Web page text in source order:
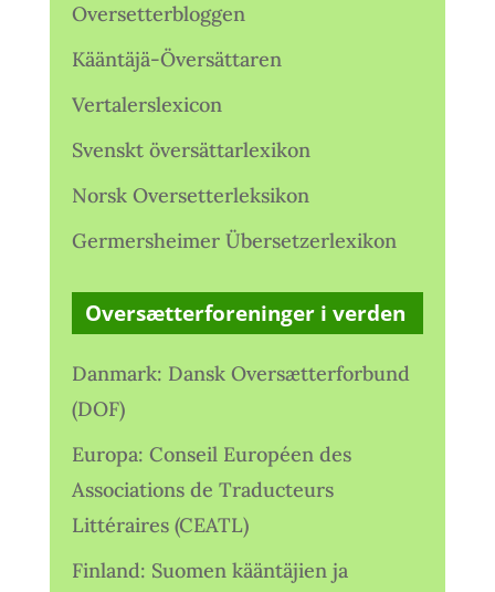
Oversetterbloggen
Kääntäjä-Översättaren
Vertalerslexicon
Svenskt översättarlexikon
Norsk Oversetterleksikon
Germersheimer Übersetzerlexikon
Oversætterforeninger i verden
Danmark: Dansk Oversætterforbund
(DOF)
Europa: Conseil Européen des
Associations de Traducteurs
Littéraires (CEATL)
Finland: Suomen kääntäjien ja